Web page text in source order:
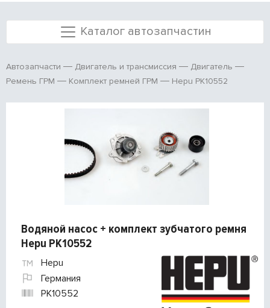
Каталог автозапчастин
Автозапчасти Двигатель и трансмиссия
Двигатель
Ремень ГРМ
Комплект ремней ГРМ Hepu PK10552
Водяной насос + комплект зубчатого ремня
Hepu PK10552
Hepu
Германия
PK10552